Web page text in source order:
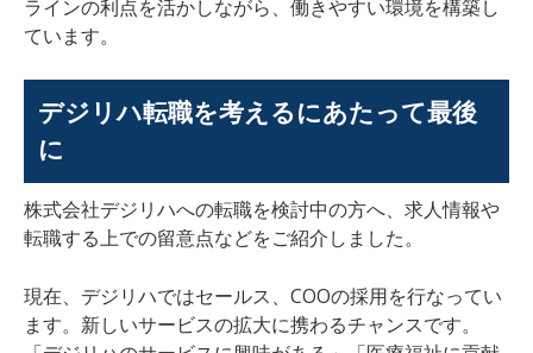
ラインの利点を活かしながら、働きやすい環境を構築し
ています。
デジリハ転職を考えるにあたって最後
に
株式会社デジリハへの転職を検討中の方へ、求人情報や
転職する上での留意点などをご紹介しました。
現在、デジリハではセールス、COOの採用を行なってい
ます。新しいサービスの拡大に携わるチャンスです。